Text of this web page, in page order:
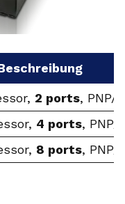
2 ports, PNP/
4 ports, PNP/
8 ports, PNP/